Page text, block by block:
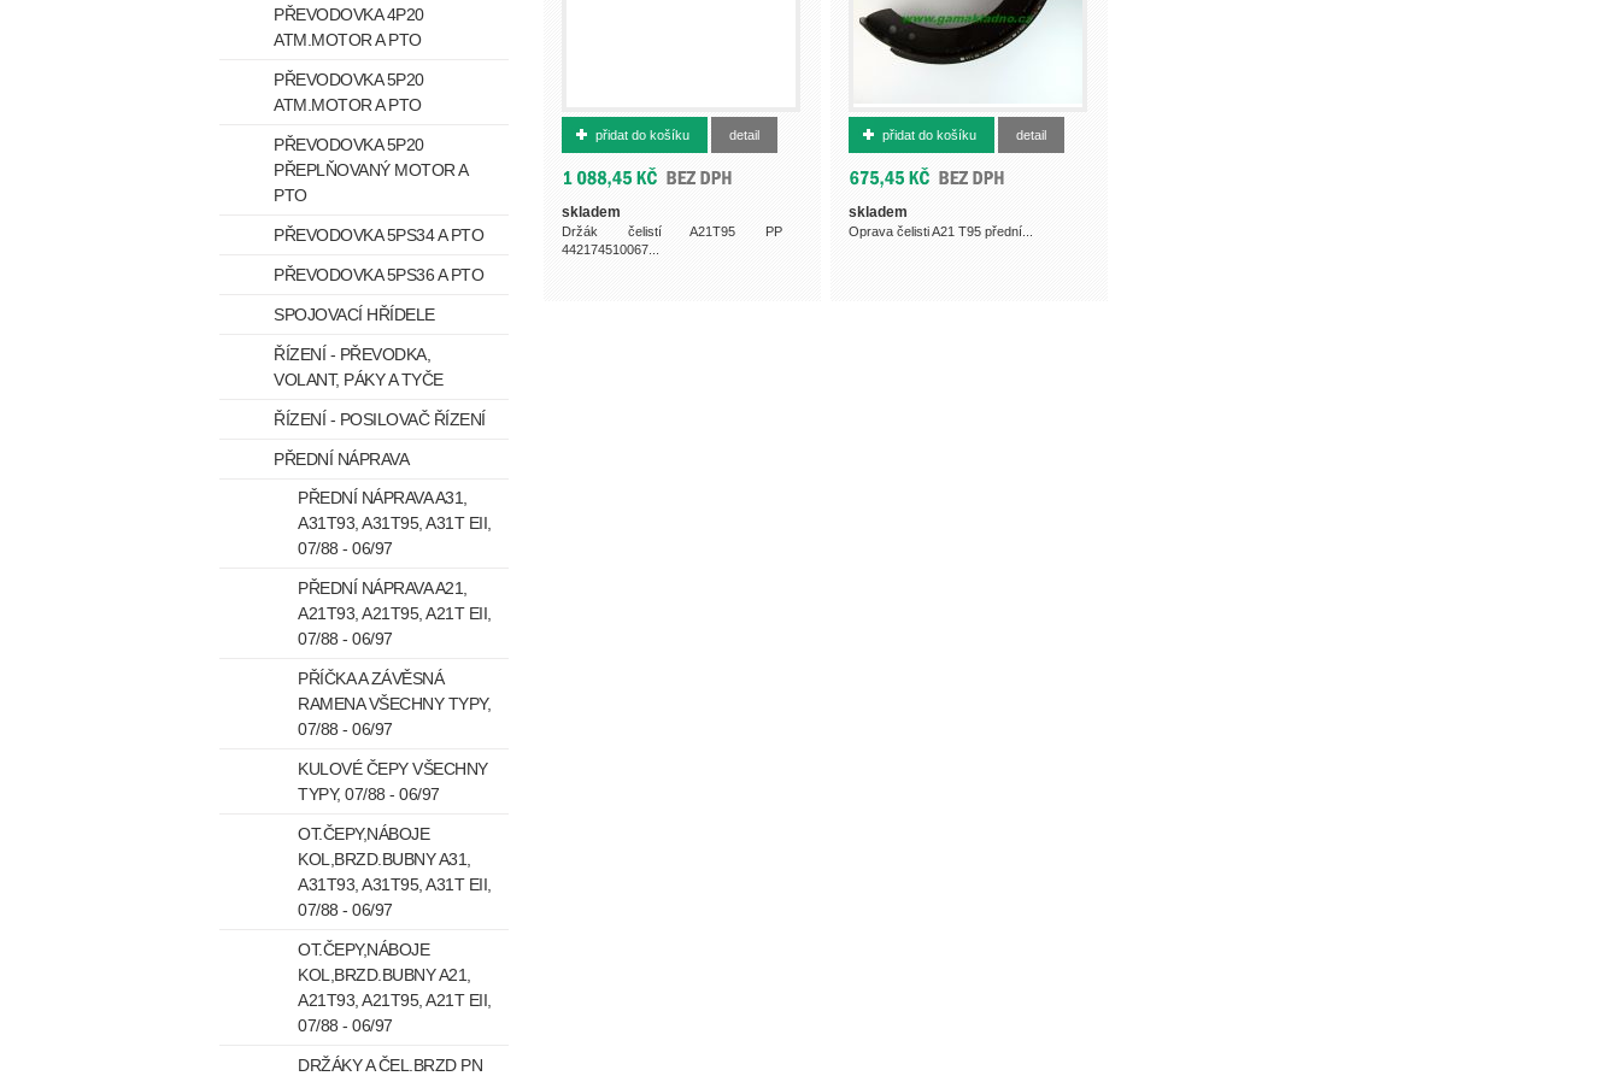
362430111
přidat do košíku detail
skladem
Držák čelistí A21T95 PP
442174510067...
500000296
přidat do košíku detail
skladem
Oprava čelisti A21 T95 přední...
PŘEVODOVKA 4P20
ATM.MOTOR A PTO
PŘEVODOVKA 5P20
ATM.MOTOR A PTO
PŘEVODOVKA 5P20
PŘEPLŇOVANÝ MOTOR A
PTO
PŘEVODOVKA 5PS34 A PTO
PŘEVODOVKA 5PS36 A PTO
SPOJOVACÍ HŘÍDELE
ŘÍZENÍ - PŘEVODKA,
VOLANT, PÁKY A TYČE
ŘÍZENÍ - POSILOVAČ ŘÍZENÍ
PŘEDNÍ NÁPRAVA
PŘEDNÍ NÁPRAVA A31,
A31T93, A31T95, A31T EII,
07/88 - 06/97
PŘEDNÍ NÁPRAVA A21,
A21T93, A21T95, A21T EII,
07/88 - 06/97
PŘÍČKA A ZÁVĚSNÁ
RAMENA VŠECHNY TYPY,
07/88 - 06/97
KULOVÉ ČEPY VŠECHNY
TYPY, 07/88 - 06/97
OT.ČEPY,NÁBOJE
KOL,BRZD.BUBNY A31,
A31T93, A31T95, A31T EII,
07/88 - 06/97
OT.ČEPY,NÁBOJE
KOL,BRZD.BUBNY A21,
A21T93, A21T95, A21T EII,
07/88 - 06/97
DRŽÁKY A ČEL.BRZD PN